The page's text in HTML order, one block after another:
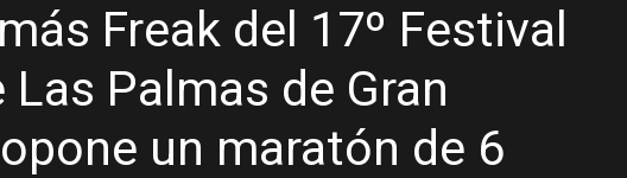
Freak del 17º Festival
Las Palmas de Gran
un maratón de 6